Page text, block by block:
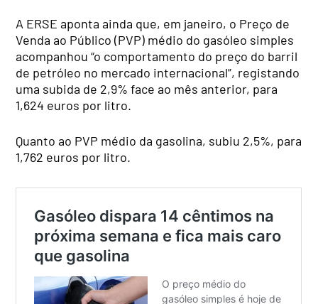
A ERSE aponta ainda que, em janeiro, o Preço de
Venda ao Público (PVP) médio do gasóleo simples
acompanhou “o comportamento do preço do barril
de petróleo no mercado internacional”, registando
uma subida de 2,9% face ao mês anterior, para
1,624 euros por litro.
Quanto ao PVP médio da gasolina, subiu 2,5%, para
1,762 euros por litro.